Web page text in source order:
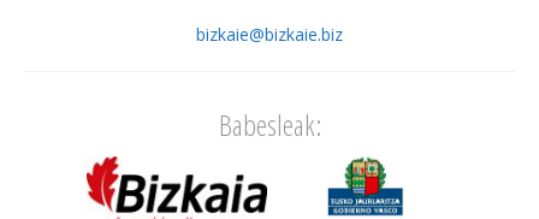
bizkaie@bizkaie.biz
Babesleak: